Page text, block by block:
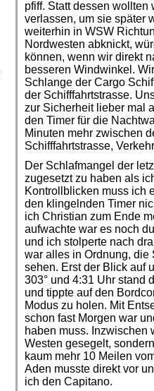
pfiff. Statt dessen wollten
verlassen, um sie später
weiterhin in WSW
Nordwesten abknickt,
können, wenn wir direkt
besseren Windwinkel.
Schlange der Cargo
der Schifffahrtstrasse.
zur Sicherheit lieber mal
den Timer für die
Minuten mehr zwischen
Schifffahrtstrasse,
Der Schlafmangel der
zugesetzt zu haben als
Kontrollblicken muss ich
den klingelnden Timer
ich Christian zum Ende
aufwachte war es noch
und ich stolperte nach
war alles in Ordnung, die
sehen. Erst der Blick auf
303° und 4:31 Uhr stand
und tippte auf den
Modus zu holen. Mit
schon fast Morgen war
haben muss. Inzwischen
Westen gesegelt,
kaum mehr 10 Meilen
Aden musste direkt vor
ich den Capitano.